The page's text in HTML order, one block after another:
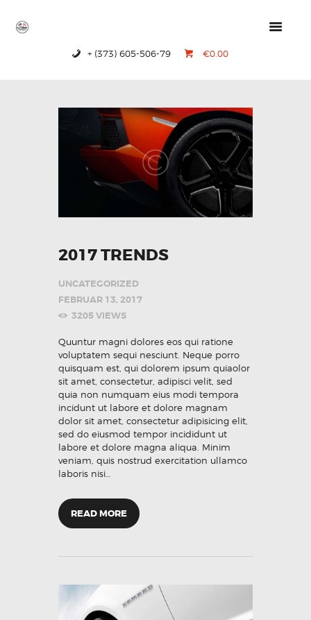
+ (373) 605-506-79 €0.00
ABOUT US
CONTACTS
2017 TRENDS
UNCATEGORIZED
FEBRUAR 13, 2017
3205 VIEWS
Quuntur magni dolores eos qui ratione
voluptatem sequi nesciunt. Neque porro
quisquam est, qui dolorem ipsum quiaolor
sit amet, consectetur, adipisci velit, sed
quia non numquam eius modi tempora
incidunt ut labore et dolore magnam
dolor sit amet, consectetur adipisicing elit,
sed do eiusmod tempor incididunt ut
labore et dolore magna aliqua. Minim
veniam, quis nostrud exercitation ullamco
laboris nisi…
READ MORE